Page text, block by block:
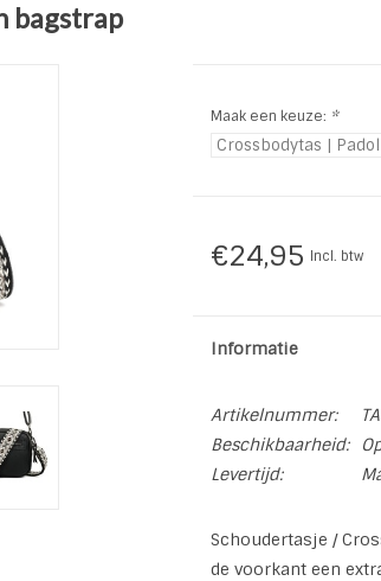
bagstrap
Maak een keuze: *
€24,95 Incl. btw
Informatie
Artikelnummer:
Beschikbaarheid:
Levertijd:
Schoudertasje /
de voorkant een